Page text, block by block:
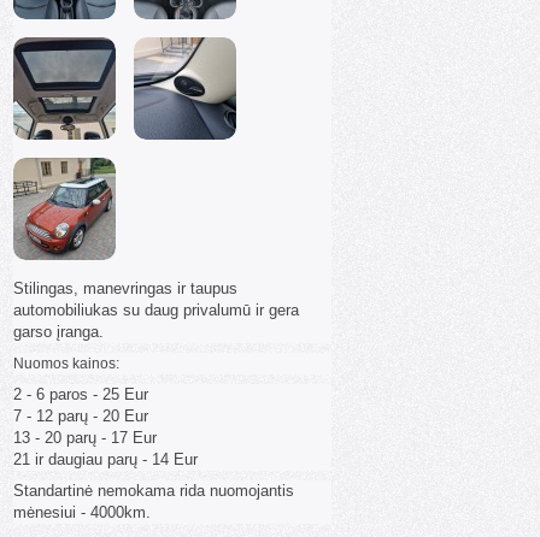
Stilingas, manevringas ir taupus
automobiliukas su daug privalumū ir gera
garso įranga.
Nuomos kainos:
2 - 6 paros - 25 Eur
7 - 12 parų - 20 Eur
13 - 20 parų - 17 Eur
21 ir daugiau parų - 14 Eur
Standartinė nemokama rida nuomojantis
mėnesiui - 4000km.